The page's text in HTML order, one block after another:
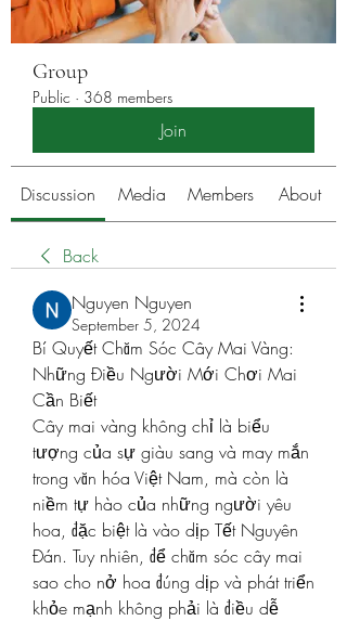
Group
Public · 368 members
Join
Discussion Media Members About
Back
Nguyen Nguyen
September 5, 2024
Bí Quyết Chăm Sóc Cây Mai Vàng:
Những Điều Người Mới Chơi Mai
Cần Biết
Cây mai vàng không chỉ là biểu
tượng của sự giàu sang và may mắn
trong văn hóa Việt Nam, mà còn là
niềm tự hào của những người yêu
hoa, đặc biệt là vào dịp Tết Nguyên
Đán. Tuy nhiên, để chăm sóc cây mai
sao cho nở hoa đúng dịp và phát triển
khỏe mạnh không phải là điều dễ